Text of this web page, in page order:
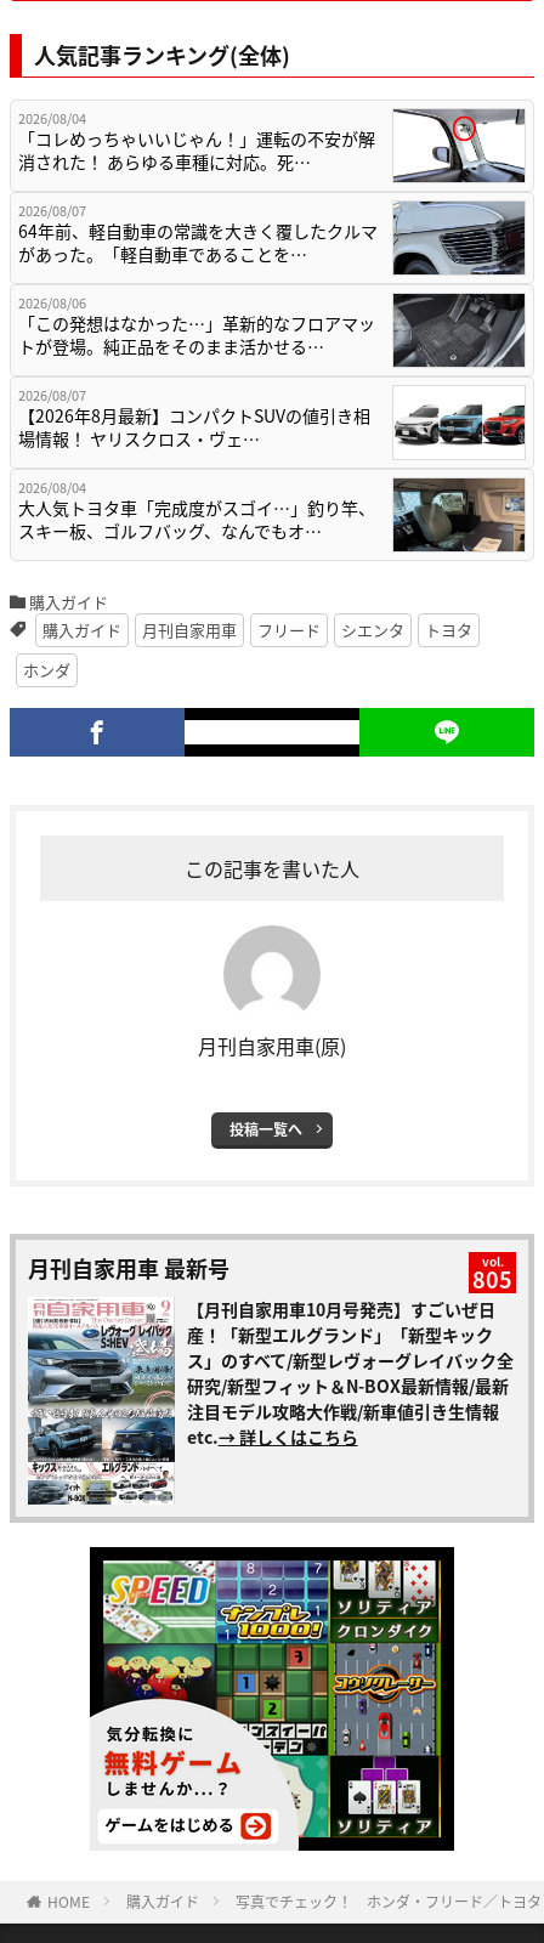
人気記事ランキング(全体)
2026/08/04
「コレめっちゃいいじゃん！」運転の不安が解
消された！ あらゆる車種に対応。死…
2026/08/07
64年前、軽自動車の常識を大きく覆したクルマ
があった。「軽自動車であることを…
2026/08/06
「この発想はなかった…」革新的なフロアマッ
トが登場。純正品をそのまま活かせる…
2026/08/07
【2026年8月最新】コンパクトSUVの値引き相
場情報！ ヤリスクロス・ヴェ…
2026/08/04
大人気トヨタ車「完成度がスゴイ…」釣り竿、
スキー板、ゴルフバッグ、なんでもオ…
購入ガイド
購入ガイド
月刊自家用車 フリード シエンタ
トヨタ
ホンダ
この記事を書いた人
月刊自家用車(原)
投稿一覧へ
月刊自家用車 最新号 vol.
805
【月刊自家用車10月号発売】すごいぜ日
産！「新型エルグランド」「新型キック
ス」のすべて/新型レヴォーグレイバック全
研究/新型フィット＆N-BOX最新情報/最新
注目モデル攻略大作戦/新車値引き生情報
etc.→ 詳しくはこちら
HOME 購入ガイド 写真でチェック！ ホンダ・フリード／トヨ